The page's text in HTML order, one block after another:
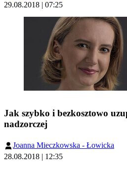
29.08.2018 | 07:25
Jak szybko i bezkosztowo
nadzorczej
Joanna Mieczkowska - Łowicka
28.08.2018 | 12:35